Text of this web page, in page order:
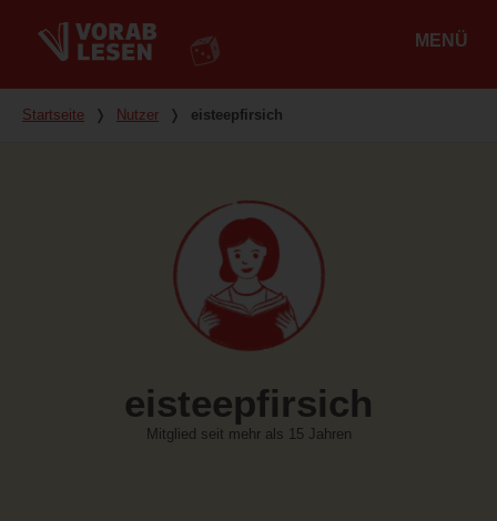
MENÜ
Du bist hier
Startseite ❭ Nutzer ❭ eisteepfirsich
eisteepfirsich
Mitglied seit mehr als 15 Jahren